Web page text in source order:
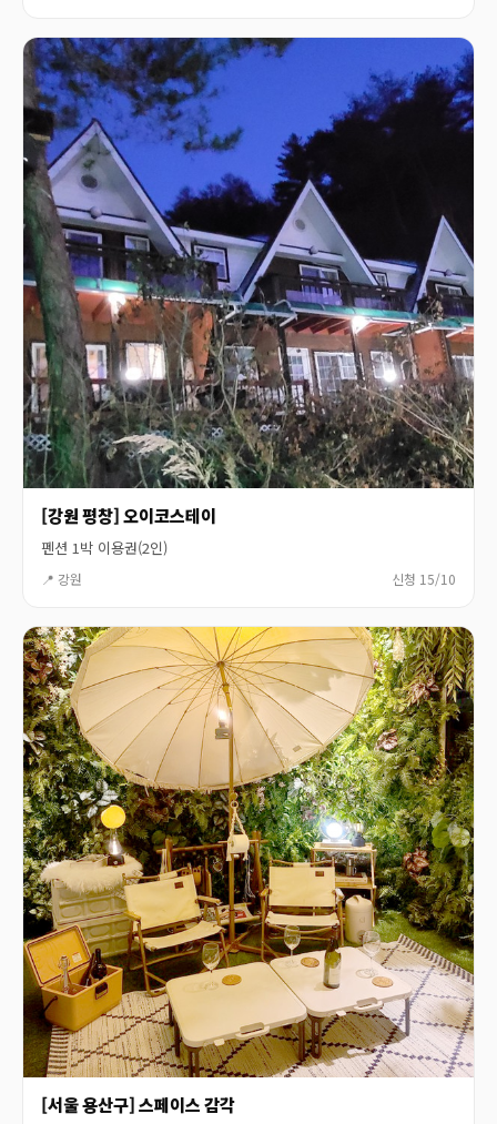
[강원 평창] 오이코스테이
펜션 1박 이용권(2인)
📍 강원 신청 15/10
[서울 용산구] 스페이스 감각